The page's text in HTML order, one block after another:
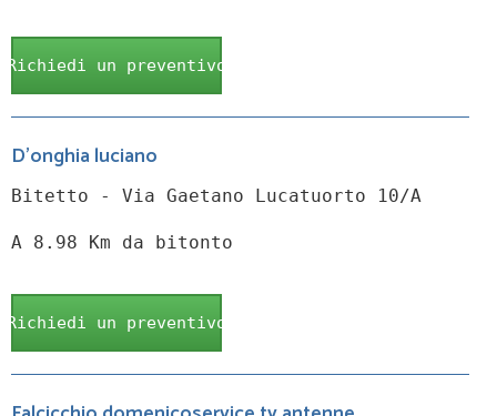
Richiedi un preventivo
D'onghia luciano
Bitetto - Via Gaetano Lucatuorto 10/A
A 8.98 Km da bitonto
Richiedi un preventivo